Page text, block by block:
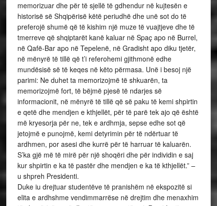
memorizuar dhe për të sjellë të gdhendur në kujtesën e
historisë së Shqipërisë këtë periudhë dhe unë sot do të
preferojë shumë që të kishim një muze të vuajtjeve dhe të
tmerreve që shqiptarët kanë kaluar në Spaç apo në Burrel,
në Qafë-Bar apo në Tepelenë, në Gradisht apo diku tjetër,
në mënyrë të tillë që t’i referohemi gjithmonë edhe
mundësisë së të keqes në këto përmasa. Unë i besoj një
parimi: Ne duhet ta memorizojmë të shkuarën, ta
memorizojmë fort, të bëjmë pjesë të ndarjes së
informacionit, në mënyrë të tillë që së paku të kemi shpirtin
e qetë dhe mendjen e kthjellët, për të parë tek ajo që është
më kryesorja për ne, tek e ardhmja, sepse edhe sot që
jetojmë e punojmë, kemi detyrimin për të ndërtuar të
ardhmen, por asesi dhe kurrë për të harruar të kaluarën.
S’ka gjë më të mirë për një shoqëri dhe për individin e saj
kur shpirtin e ka të pastër dhe mendjen e ka të kthjellët.” –
u shpreh Presidenti.
Duke iu drejtuar studentëve të pranishëm në ekspozitë si
elita e ardhshme vendimmarrëse në drejtim dhe menaxhim